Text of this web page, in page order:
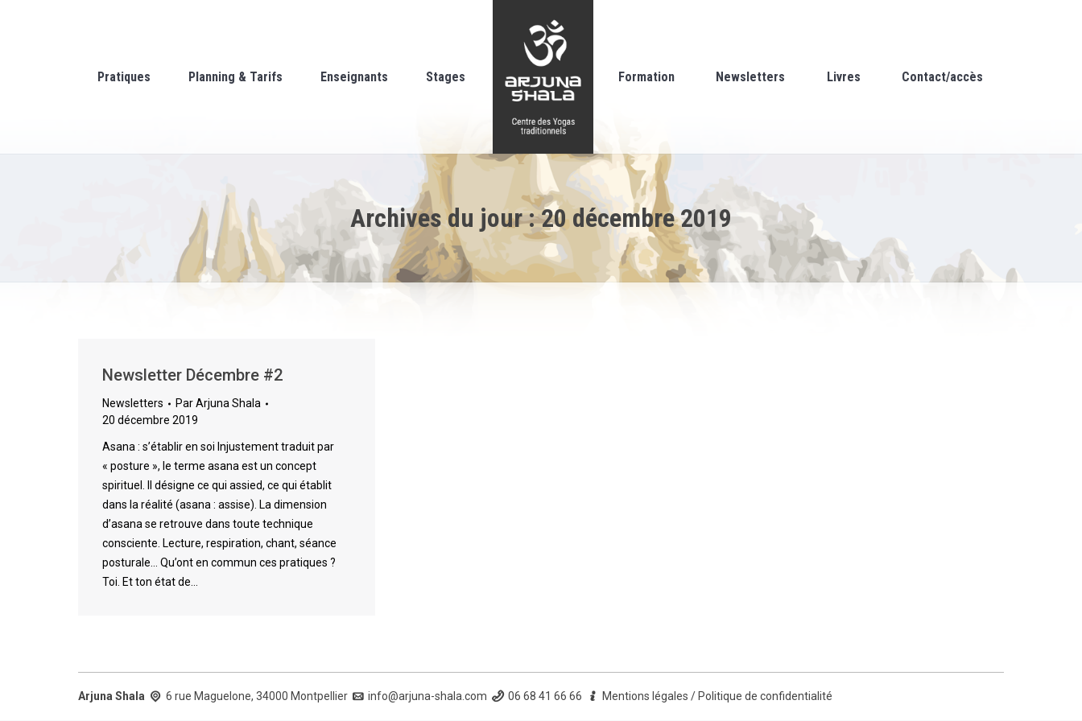
Pratiques Planning & Tarifs Enseignants Stages Formation Newsletters Livres Contact/accès
Archives du jour :20 décembre 2019
Newsletter Décembre #2
Newsletters ParArjuna Shala
20 décembre 2019
Asana : s’établir en soi Injustement traduit par
« posture », le terme asana est un concept
spirituel. Il désigne ce qui assied, ce qui établit
dans la réalité (asana : assise). La dimension
d’asana se retrouve dans toute technique
consciente. Lecture, respiration, chant, séance
posturale… Qu’ont en commun ces pratiques ?
Toi. Et ton état de…
Arjuna Shala 6 rue Maguelone, 34000 Montpellier info@arjuna-shala.com 06 68 41 66 66 Mentions légales / Politique de confidentialité